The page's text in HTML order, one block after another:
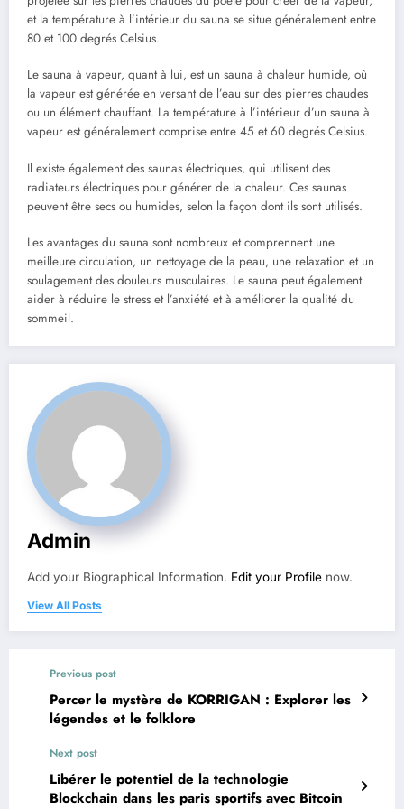
et la température à l’intérieur du sauna se situe généralement entre
80 et 100 degrés Celsius.
Le sauna à vapeur, quant à lui, est un sauna à chaleur humide, où
la vapeur est générée en versant de l’eau sur des pierres chaudes
ou un élément chauffant. La température à l’intérieur d’un sauna à
vapeur est généralement comprise entre 45 et 60 degrés Celsius.
Il existe également des saunas électriques, qui utilisent des
radiateurs électriques pour générer de la chaleur. Ces saunas
peuvent être secs ou humides, selon la façon dont ils sont utilisés.
Les avantages du sauna sont nombreux et comprennent une
meilleure circulation, un nettoyage de la peau, une relaxation et un
soulagement des douleurs musculaires. Le sauna peut également
aider à réduire le stress et l’anxiété et à améliorer la qualité du
sommeil.
Admin
Add your Biographical Information. Edit your Profile now.
View All Posts
Previous post
Percer le mystère de KORRIGAN : Explorer les
légendes et le folklore
Next post
Libérer le potentiel de la technologie
Blockchain dans les paris sportifs avec Bitcoin